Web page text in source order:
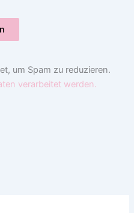
um Spam zu reduzieren.
verarbeitet werden.